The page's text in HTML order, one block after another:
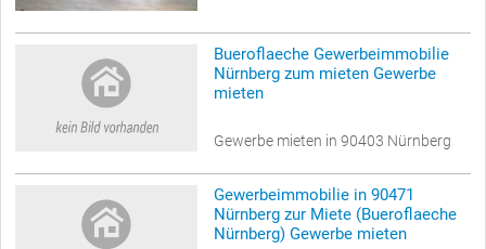
Bueroflaeche Gewerbeimmobilie
Nürnberg zum mieten Gewerbe
mieten
Gewerbe mieten in 90403 Nürnberg
Gewerbeimmobilie in 90471
Nürnberg zur Miete (Bueroflaeche
Nürnberg) Gewerbe mieten